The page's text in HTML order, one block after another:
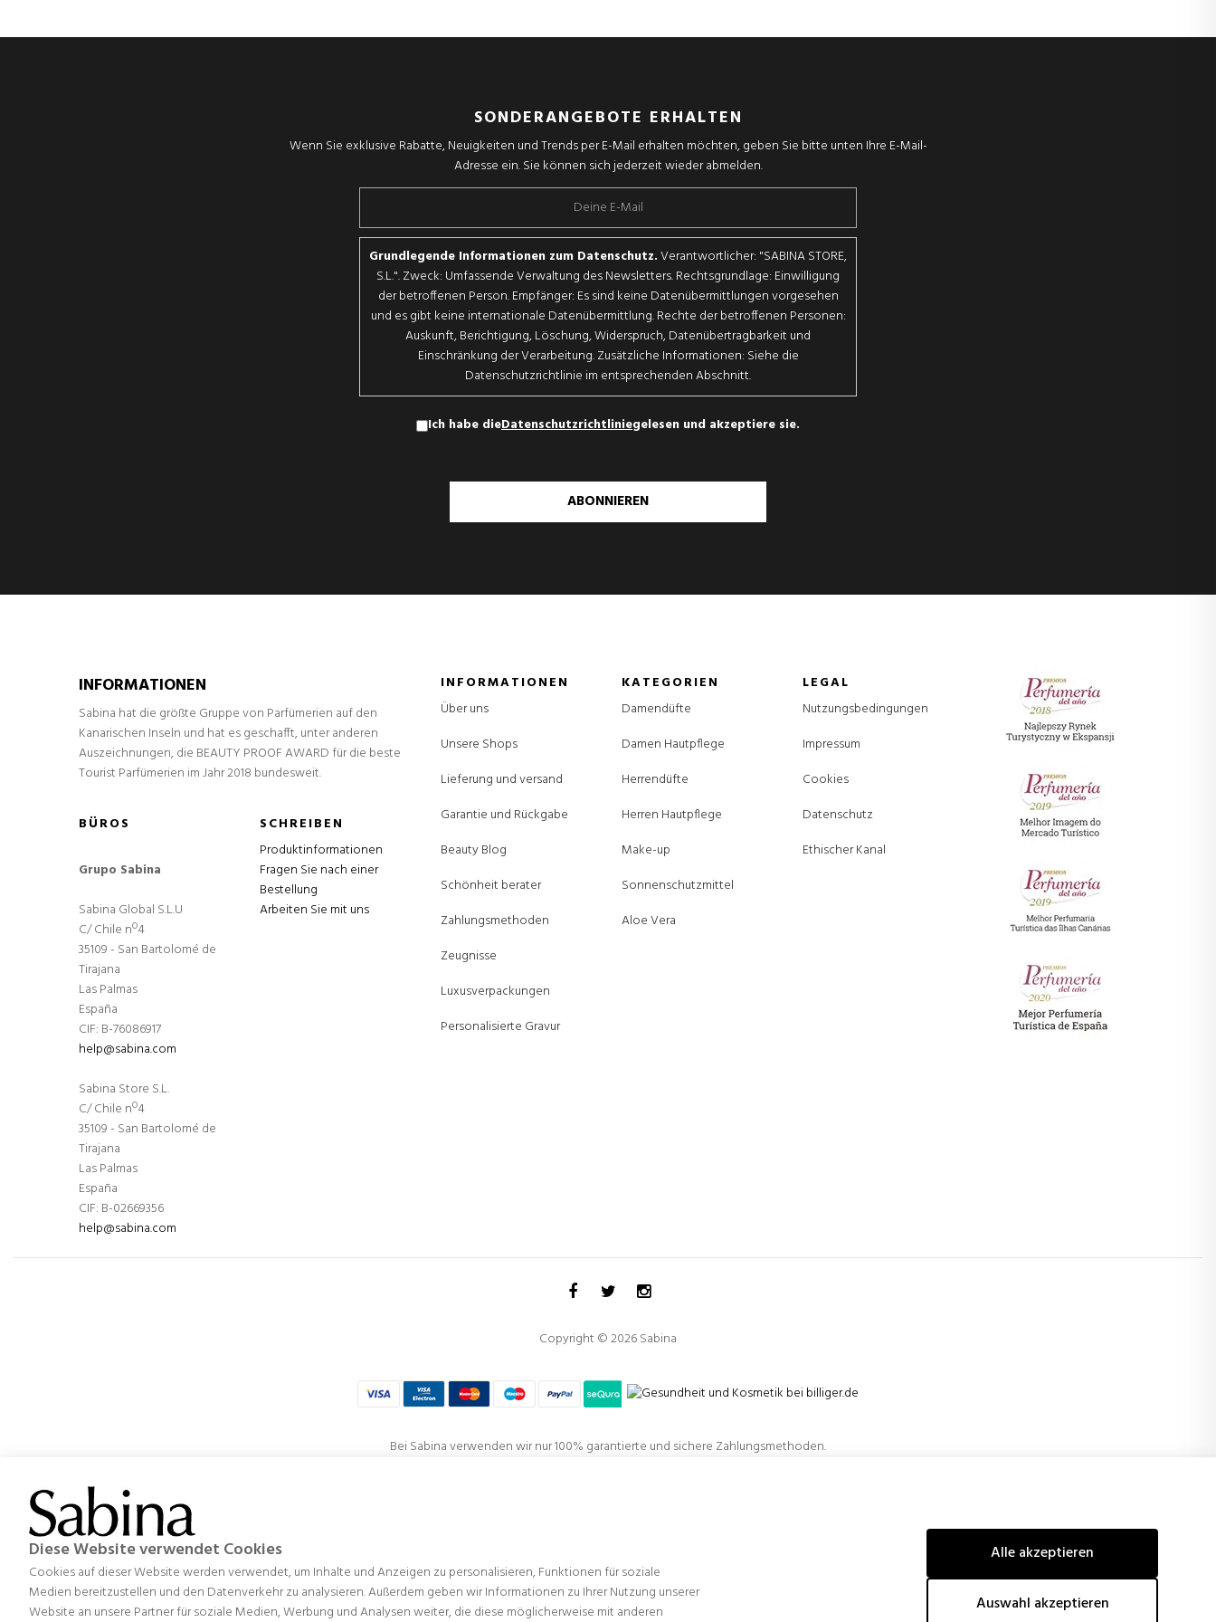
Diese Website verwendet Cookies
Cookies auf dieser Website werden verwendet, um Inhalte und Anzeigen zu personalisieren, Funktionen für soziale
Medien bereitzustellen und den Datenverkehr zu analysieren. Außerdem geben wir Informationen zu Ihrer Nutzung unserer
Website an unsere Partner für soziale Medien, Werbung und Analysen weiter, die diese möglicherweise mit anderen
Alle akzeptieren
Auswahl akzeptieren
SONDERANGEBOTE ERHALTEN
Wenn Sie exklusive Rabatte, Neuigkeiten und Trends per E-Mail erhalten möchten, geben Sie bitte unten Ihre E-Mail-
Adresse ein. Sie können sich jederzeit wieder abmelden.
Grundlegende Informationen zum Datenschutz.Verantwortlicher: "SABINA STORE,
S.L.". Zweck: Umfassende Verwaltung des Newsletters. Rechtsgrundlage: Einwilligung
der betroffenen Person. Empfänger: Es sind keine Datenübermittlungen vorgesehen
und es gibt keine internationale Datenübermittlung. Rechte der betroffenen Personen:
Auskunft, Berichtigung, Löschung, Widerspruch, Datenübertragbarkeit und
Einschränkung der Verarbeitung. Zusätzliche Informationen: Siehe die
Datenschutzrichtlinie im entsprechenden Abschnitt.
Ich habe dieDatenschutzrichtliniegelesen und akzeptiere sie.
ABONNIEREN
INFORMATIONEN
Sabina hat die größte Gruppe von Parfümerien auf den
Kanarischen Inseln und hat es geschafft, unter anderen
Auszeichnungen, die BEAUTY PROOF AWARD für die beste
Tourist Parfümerien im Jahr 2018 bundesweit.
BÜROS
Grupo Sabina
Sabina Global S.L.U
C/ Chile nº4
35109 - San Bartolomé de
Tirajana
Las Palmas
España
CIF: B-76086917
help@sabina.com
Sabina Store S.L.
C/ Chile nº4
35109 - San Bartolomé de
Tirajana
Las Palmas
España
CIF: B-02669356
help@sabina.com
SCHREIBEN
Produktinformationen
Fragen Sie nach einer
Bestellung
Arbeiten Sie mit uns
INFORMATIONEN
Über uns
Unsere Shops
Lieferung und versand
Garantie und Rückgabe
Beauty Blog
Schönheit berater
Zahlungsmethoden
Zeugnisse
Luxusverpackungen
Personalisierte Gravur
KATEGORIEN
Damendüfte
Damen Hautpflege
Herrendüfte
Herren Hautpflege
Make-up
Sonnenschutzmittel
Aloe Vera
LEGAL
Nutzungsbedingungen
Impressum
Cookies
Datenschutz
Ethischer Kanal
Copyright © 2026 Sabina
Bei Sabina verwenden wir nur 100% garantierte und sichere Zahlungsmethoden.
Projekt zur Optimierung der Verwaltung, Organisation, Visualisierung, Produktivität und Wettbewerbsfähigkeit des Unternehmens, wobei die finanzielle Unterstützung der Europäischen Union hervorgehoben
wird und unter anderem eine Verbesserung des Designs und der Funktionalität unserer Geschäfte und des Kundenservice erreicht wird, technologische Verbesserungen und innovative technologische
Systeme umgesetzt werden, Energiekosten und CO2-Emissionen gesenkt werden und mehr Effizienz, Rentabilität, Produktivität, Kontrolle und Wettbewerbsfähigkeit erreicht werden.